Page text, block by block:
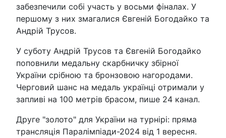
забезпечили собі участь у восьми фіналах. У
першому з них змагалися Євгеній Богодайко та
Андрій Трусов.
У суботу Андрій Трусов та Євгеній Богодайко
поповнили медальну скарбничку збірної
України срібною та бронзовою нагородами.
Черговий шанс на медаль українці отримали у
запливі на 100 метрів брасом, пише 24 канал.
Друге "золото" для України на турнірі: пряма
трансляція Паралімпіади-2024 від 1 вересня.